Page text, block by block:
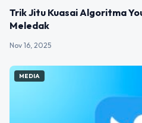
Trik Jitu Kuasai Algoritma
Meledak
Nov 16, 2025
MEDIA